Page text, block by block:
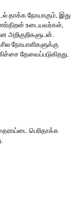
தாக்க நோயாகும், இது
உணர்திறன் உடையவர்கள்,
அறிகுறிகளுடன்.
நோயாளிகளுக்கு
தேவைப்படுகிறது.
பெரிதாக்க